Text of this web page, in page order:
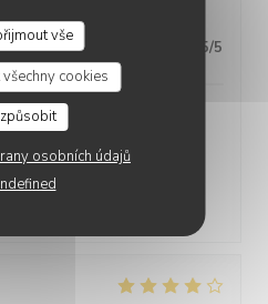
vše
cookies
osobních údajů
2
Kuchyně:5/5 5/5
moment : cadre
très bon accueil et
(plat + dessert !). Nous
voir :)